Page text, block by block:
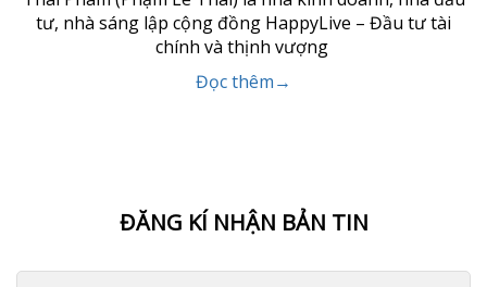
tư, nhà sáng lập cộng đồng HappyLive – Đầu tư tài
chính và thịnh vượng
Đọc thêm→
ĐĂNG KÍ NHẬN BẢN TIN